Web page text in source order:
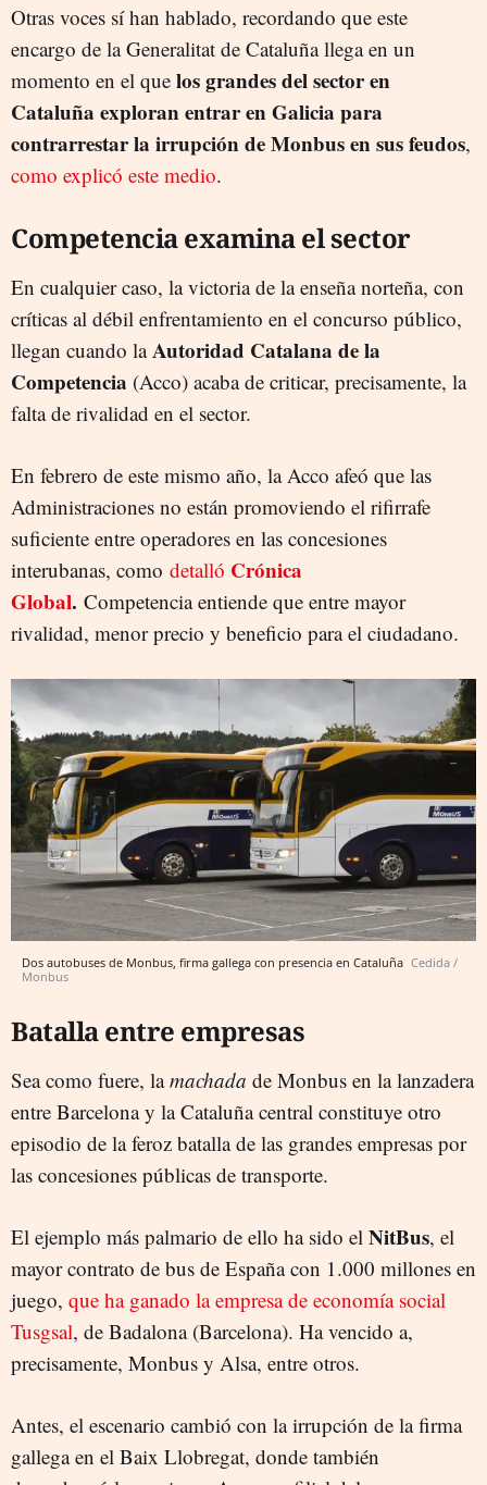
Otras voces sí han hablado, recordando que este
encargo de la Generalitat de Cataluña llega en un
momento en el que los grandes del sector en
Cataluña exploran entrar en Galicia para
contrarrestar la irrupción de Monbus en sus feudos,
como explicó este medio.
Competencia examina el sector
En cualquier caso, la victoria de la enseña norteña, con
críticas al débil enfrentamiento en el concurso público,
llegan cuando laAutoridad Catalana de la
Competencia (Acco) acaba de criticar, precisamente, la
falta de rivalidad en el sector.
En febrero de este mismo año, la Acco afeó que las
Administraciones no están promoviendo el rifirrafe
suficiente entre operadores en las concesiones
interubanas, como detalló Crónica
Global. Competencia entiende que entre mayor
rivalidad, menor precio y beneficio para el ciudadano.
Dos autobuses de Monbus, firma gallega con presencia en Cataluña Cedida /
Monbus
Batalla entre empresas
Sea como fuere, lamachada de Monbus en la lanzadera
entre Barcelona y la Cataluña central constituye otro
episodio de la feroz batalla de las grandes empresas por
las concesiones públicas de transporte.
El ejemplo más palmario de ello ha sido el NitBus, el
mayor contrato de bus de España con 1.000 millones en
juego, que ha ganado la empresa de economía social
Tusgsal, de Badalona (Barcelona). Ha vencido a,
precisamente, Monbus y Alsa, entre otros.
Antes, el escenario cambió con la irrupción de la firma
gallega en el Baix Llobregat, donde también